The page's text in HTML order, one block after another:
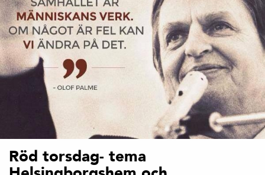
Röd torsdag- tema